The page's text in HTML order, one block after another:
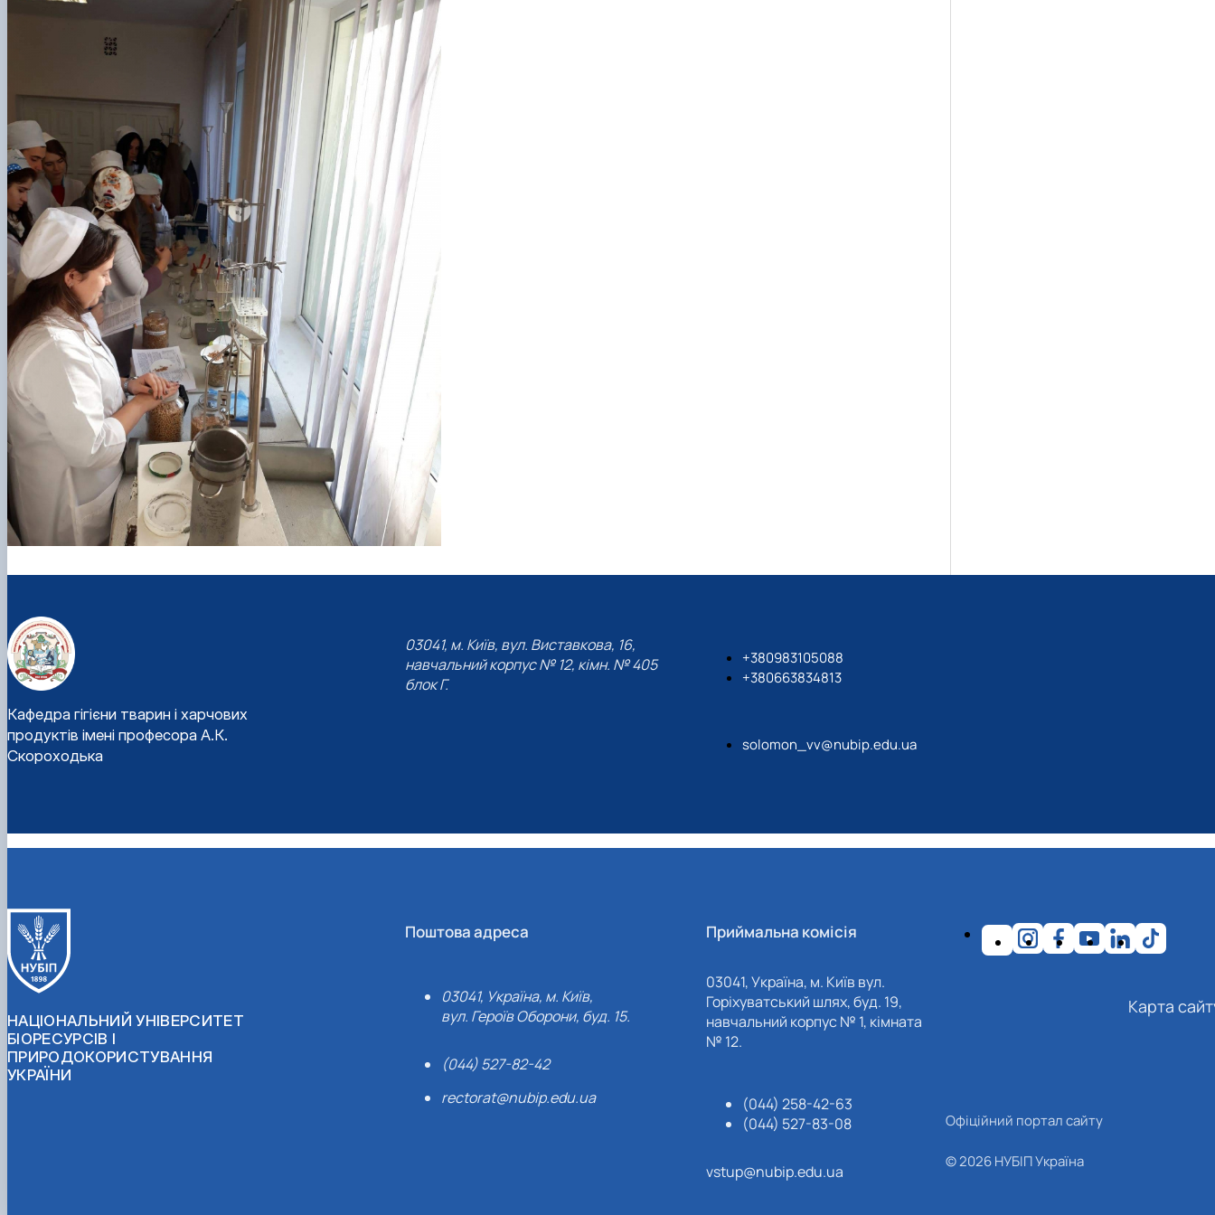
Кафедра гігієни тварин і харчових
продуктів імені професора А.К.
Скороходька
03041, м. Київ, вул. Виставкова, 16,
навчальний корпус № 12, кімн. № 405
блок Г.
+380983105088
+380663834813
solomon_vv@nubip.edu.ua
НАЦІОНАЛЬНИЙ УНІВЕРСИТЕТ
БІОРЕСУРСІВ І
ПРИРОДОКОРИСТУВАННЯ
УКРАЇНИ
Поштова адреса
03041, Україна, м. Київ,
вул. Героїв Оборони, буд. 15.
(044) 527-82-42
rectorat@nubip.edu.ua
Приймальна комісія
03041, Україна, м. Київ вул.
Горіхуватський шлях, буд. 19,
навчальний корпус № 1, кімната
№ 12.
(044) 258-42-63
(044) 527-83-08
vstup@nubip.edu.ua
Карта
Офіційний портал сайту
© 2026 НУБІП Україна